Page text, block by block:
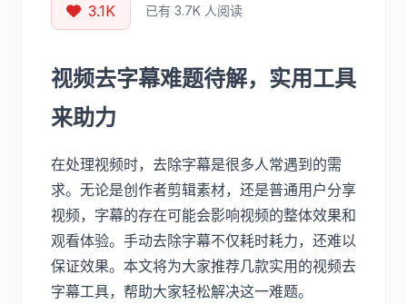
3.1K 已有 3.7K 人阅读
视频去字幕难题待解，实用工具
来助力
在处理视频时，去除字幕是很多人常遇到的需
求。无论是创作者剪辑素材，还是普通用户分享
视频，字幕的存在可能会影响视频的整体效果和
观看体验。手动去除字幕不仅耗时耗力，还难以
保证效果。本文将为大家推荐几款实用的视频去
字幕工具，帮助大家轻松解决这一难题。